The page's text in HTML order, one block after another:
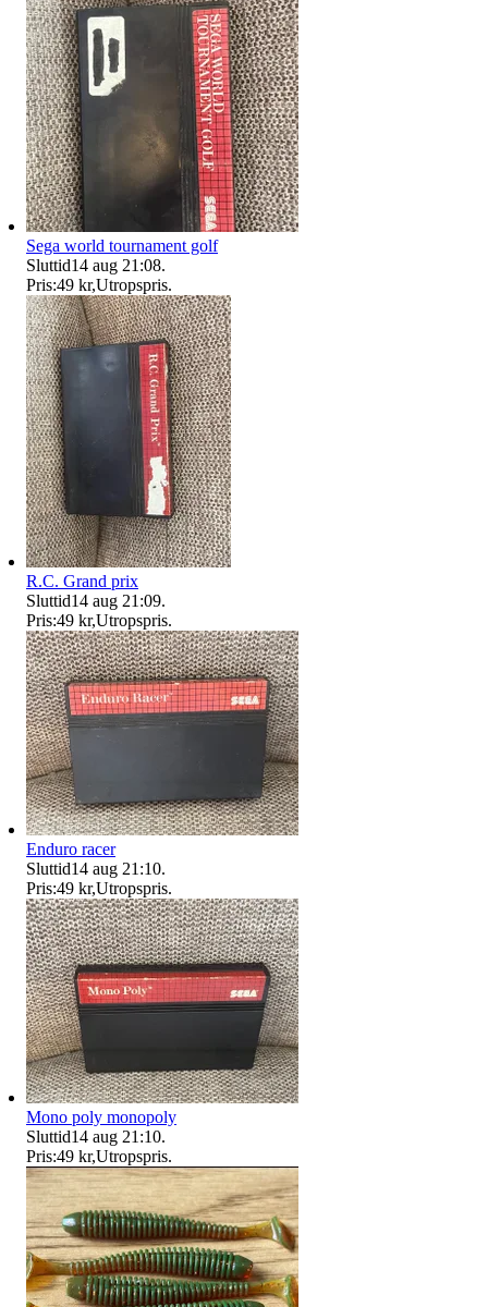
Sega world tournament golf
Sluttid14 aug 21:08.
Pris:49 kr,Utropspris.
R.C. Grand prix
Sluttid14 aug 21:09.
Pris:49 kr,Utropspris.
Enduro racer
Sluttid14 aug 21:10.
Pris:49 kr,Utropspris.
Mono poly monopoly
Sluttid14 aug 21:10.
Pris:49 kr,Utropspris.